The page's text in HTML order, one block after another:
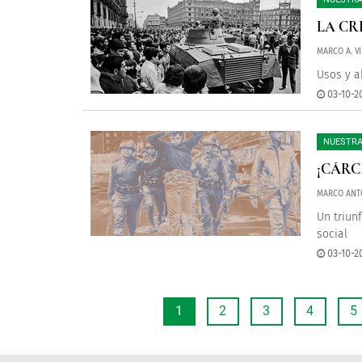
LA
MARCO A.
Usos y
03-10-
MARCO
Un
social
03-10-
1 2 3 4 5